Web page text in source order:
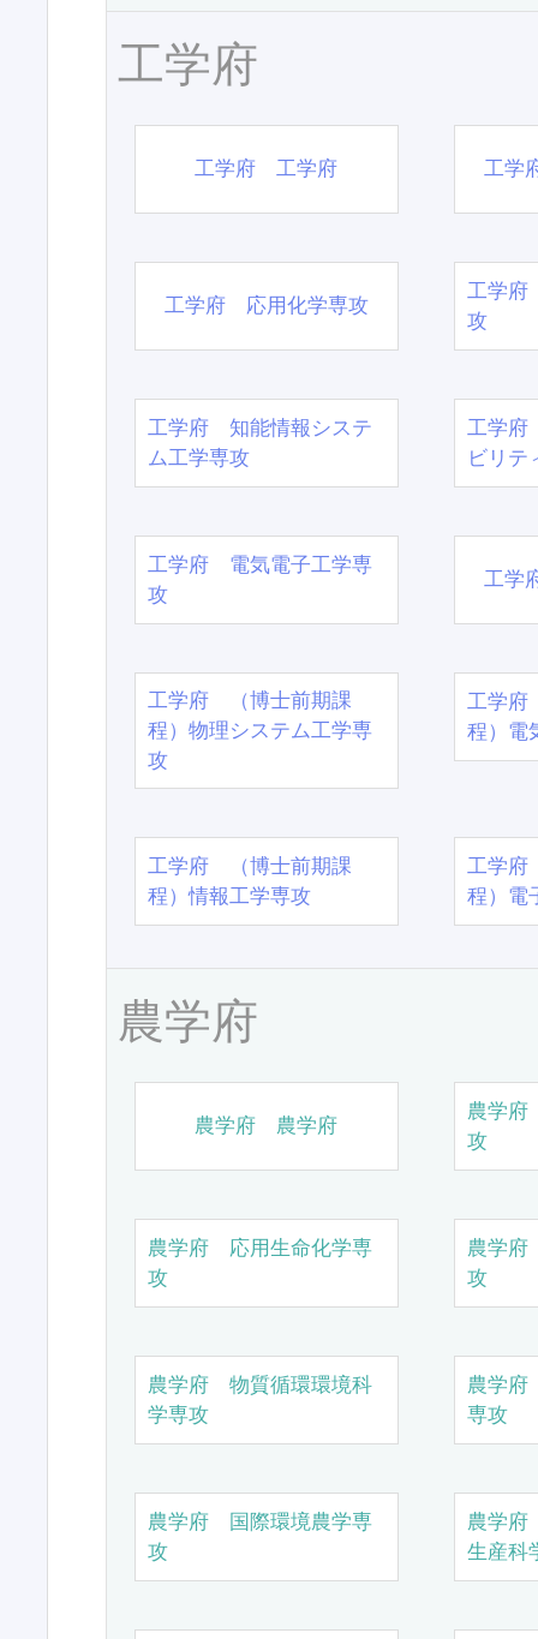
工学府
工学府 工学府 工学
工学府 応用化学専攻
工学府
攻
工学府 知能情報システ
ム工学専攻
工学府
ビリテ
工学府 電気電子工学専
攻
工学
工学府 （博士前期課
程）物理システム工学専
攻
工学
程）電
工学府 （博士前期課
程）情報工学専攻
工学
程）電
農学府
農学府 農学府
農学
攻
農学府 応用生命化学専
攻
農学
攻
農学府 物質循環環境科
学専攻
農学
専攻
農学府 国際環境農学専
攻
農学
生産科